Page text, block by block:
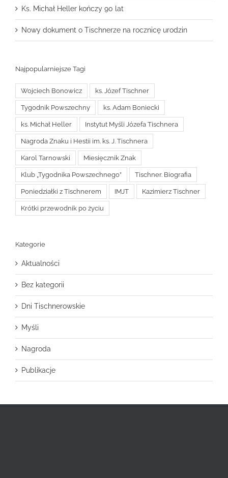
Ks. Michał Heller kończy 90 lat
Nowy dokument o Tischnerze na rocznicę urodzin
Najpopularniejsze Tagi
Wojciech Bonowicz ks. Józef Tischner
Tygodnik Powszechny ks. Adam Boniecki
ks. Michał Heller Instytut Myśli Józefa Tischnera
Nagroda Znaku i Hestii im. ks. J. Tischnera
Karol Tarnowski Miesięcznik Znak
Klub „Tygodnika Powszechnego” Tischner. Biografia
Poniedziałki z Tischnerem IMJT Kazimierz Tischner
Krótki przewodnik po życiu
Kategorie
Aktualności
Bez kategorii
Dni Tischnerowskie
Myśli
Nagroda
Publikacje